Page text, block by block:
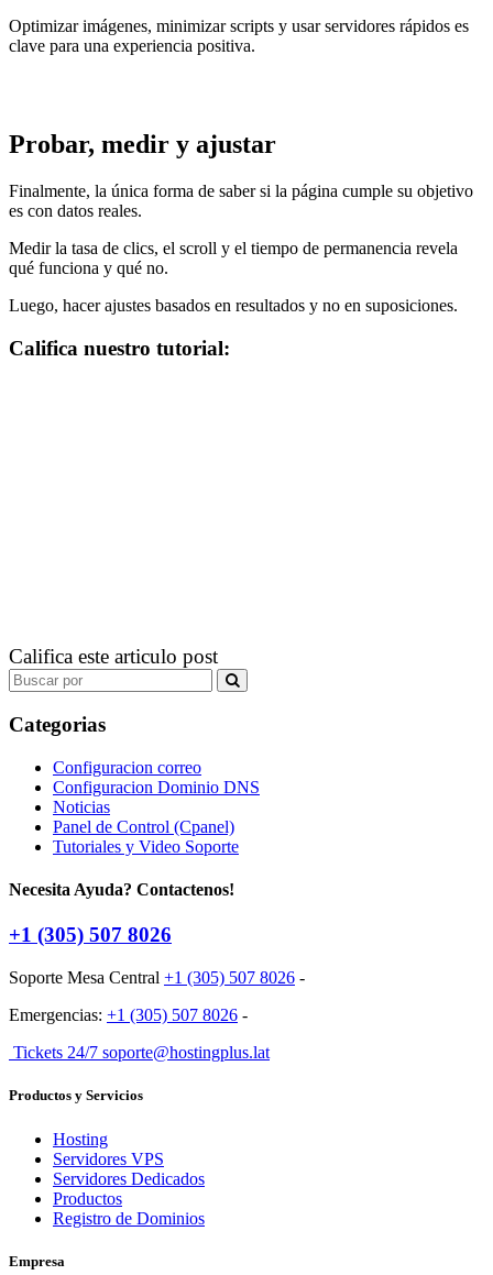
Optimizar imágenes, minimizar scripts y usar servidores rápidos es
clave para una experiencia positiva.
Probar, medir y ajustar
Finalmente, la única forma de saber si la página cumple su objetivo
es con datos reales.
Medir la tasa de clics, el scroll y el tiempo de permanencia revela
qué funciona y qué no.
Luego, hacer ajustes basados en resultados y no en suposiciones.
Califica nuestro tutorial:
Califica este articulo post
Search
for:
Categorias
Configuracion correo
Configuracion Dominio DNS
Noticias
Panel de Control (Cpanel)
Tutoriales y Video Soporte
Necesita Ayuda? Contactenos!
+1 (305) 507 8026
Soporte Mesa Central +1 (305) 507 8026 -
Emergencias: +1 (305) 507 8026 -
Tickets 24/7 soporte@hostingplus.lat
Productos y Servicios
Hosting
Servidores VPS
Servidores Dedicados
Productos
Registro de Dominios
Empresa